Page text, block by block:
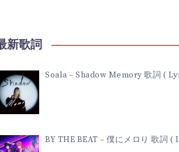
新歌詞
Soala – Shadow Memory 歌詞 (
BY THE BEAT – 僕にメロり 歌詞 (